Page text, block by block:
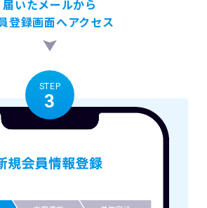
届いたメールから
登録画面へアクセス
STEP
3